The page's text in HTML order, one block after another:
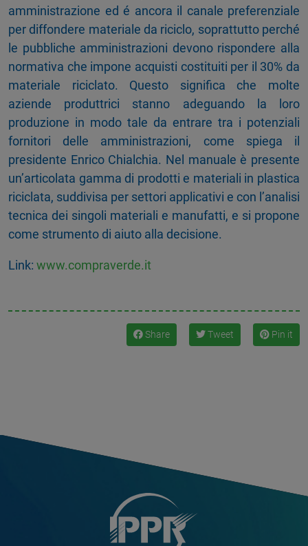
amministrazione ed é ancora il canale preferenziale
per diffondere materiale da riciclo, soprattutto perché
le pubbliche amministrazioni devono rispondere alla
normativa che impone acquisti costituiti per il 30% da
materiale riciclato. Questo significa che molte
aziende produttrici stanno adeguando la loro
produzione in modo tale da entrare tra i potenziali
fornitori delle amministrazioni, come spiega il
presidente Enrico Chialchia. Nel manuale è presente
un’articolata gamma di prodotti e materiali in plastica
riciclata, suddivisa per settori applicativi e con l’analisi
tecnica dei singoli materiali e manufatti, e si propone
come strumento di aiuto alla decisione.
Link: www.compraverde.it
Share Tweet Pin it